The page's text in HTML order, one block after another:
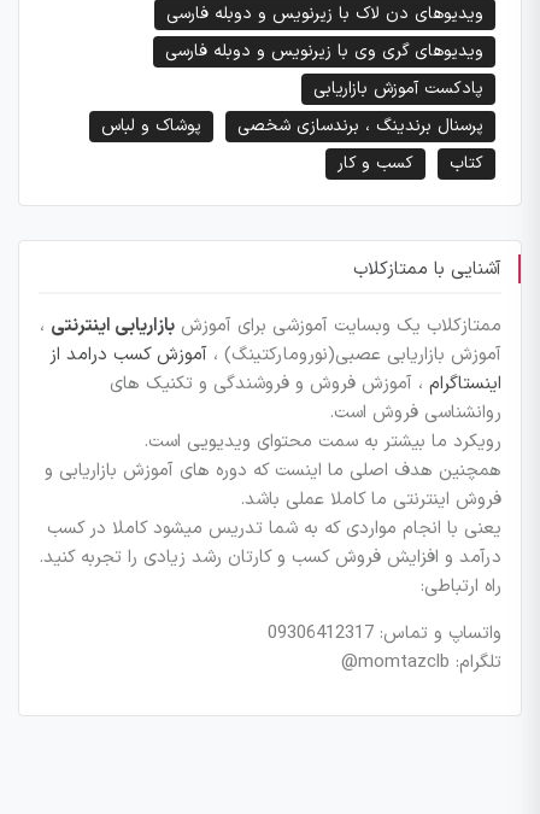
ویدیوهای دن لاک با زیرنویس و دوبله فارسی
ویدیوهای گری وی با زیرنویس و دوبله فارسی
پادکست آموزش بازاریابی
پرسنال برندینگ ، برندسازی شخصی
پوشاک و لباس
کتاب
کسب و کار
آشنایی با ممتازکلاب
ممتازکلاب یک وبسایت آموزشی برای آموزش بازاریابی اینترنتی ،
آموزش بازاریابی عصبی(نورومارکتینگ) ، آموزش کسب درامد از
اینستاگرام ، آموزش فروش و فروشندگی و تکنیک های
روانشناسی فروش است.
رویکرد ما بیشتر به سمت محتوای ویدیویی است.
همچنین هدف اصلی ما اینست که دوره های آموزش بازاریابی و
فروش اینترنتی ما کاملا عملی باشد.
یعنی با انجام مواردی که به شما تدریس میشود کاملا در کسب
درآمد و افزایش فروش کسب و کارتان رشد زیادی را تجربه کنید.
راه ارتباطی:
واتساپ و تماس: 09306412317
تلگرام: momtazclb@